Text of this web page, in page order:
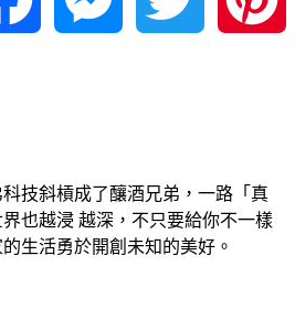
Messenger Twitter
Pinterest
技斜槓成了釀酒兄弟，一路「真
也越浸 越深，不只要給你不一樣
生活勇於開創未知的美好。